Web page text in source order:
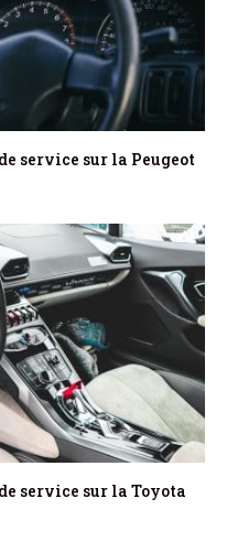
service sur la Peugeot
service sur la Toyota